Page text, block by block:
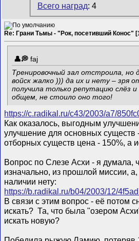
Всего наград: 4
Re: Грани Тьмы - "Рок, посетивший Конос"
faj
Тренировочный зал отстроила, но
войск жалко ))) да их и нету – зря
получила только репутацию слёз
общем, не стоило оно того!
https://c.radikal.ru/c43/2003/a7/
Как оказалось, выгодным
улучшение для основных существ
отборных существ цена - 150%, а
Вопрос по Слезе Асхи - я думала,
изначально, из прошлой миссии, а,
наличии нету:
https://b.radikal.ru/b04/2003/12/
В связи с этим вопрос - её потом
искать? Та, что была "озером
искать новую?